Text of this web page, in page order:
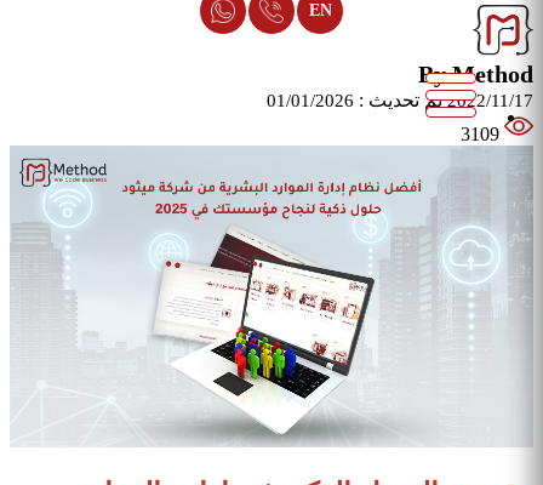
EN
By Method
2022/11/17 تم تحديث : 01/01/2026
3109